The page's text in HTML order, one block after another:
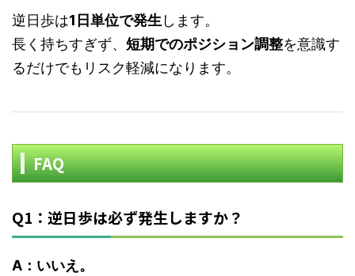
逆日歩は1日単位で発生 します。
長く持ちすぎず、 短期でのポジション調整を意識す
るだけでもリスク軽減になります。
FAQ
Q1：逆日歩は必ず発生しますか？
A：いいえ。